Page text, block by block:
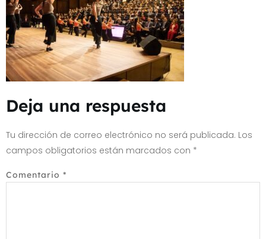
Deja una respuesta
Tu dirección de correo electrónico no será publicada. Los
campos obligatorios están marcados con *
Comentario *